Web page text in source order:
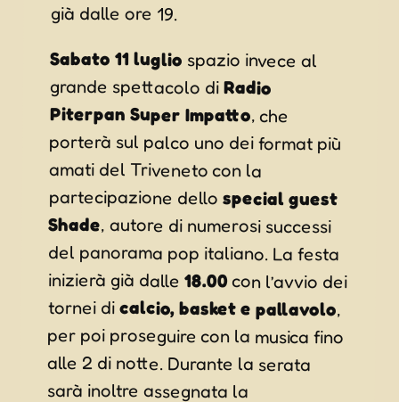
già dalle ore 19.
Sabato 11 luglio spazio invece al
grande spettacolo diRadio
Piterpan Super Impatto, che
porterà sul palco uno dei format più
amati del Triveneto con la
partecipazione dello special guest
Shade, autore di numerosi successi
del panorama pop italiano. La festa
inizierà già dalle 18.00con l’avvio dei
tornei dicalcio, basket e pallavolo,per poi proseguire con la musica finoalle 2 di notte. Durante la serata
sarà inoltre assegnata la